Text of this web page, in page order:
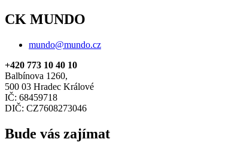
CK MUNDO
mundo@mundo.cz
+420 773 10 40 10
Balbínova 1260,
500 03 Hradec Králové
IČ: 68459718
DIČ: CZ7608273046
Bude vás zajímat